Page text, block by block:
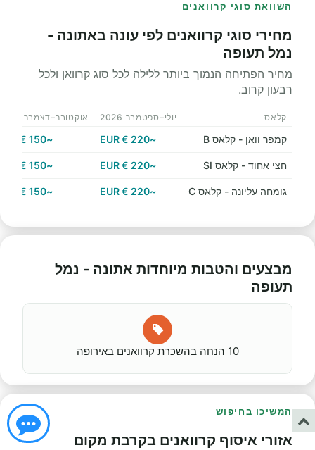
השוואת סוגי קרוואנים
מחירי סוגי קרוואנים לפי עונה באתונה -
נמל תעופה
מחיר הפתיחה הנמוך ביותר ללילה לכל סוג קרוואן ולכל
רבעון קרוב.
קלאס יולי–ספטמבר 2026 אוקטובר–דצמבר 2026
קמפר וואן - קלאס B ~220 € EUR
~150 € EUR
חצי אחוד - קלאס SI ~220 € EUR
~150 € EUR
גומחה עליונה - קלאס C ~220 € EUR
~150 € EUR
מבצעים והטבות מיוחדות אתונה - נמל
תעופה
10 הנחה בהשכרת קרוואנים באירופה
המשיכו בחיפוש
אזורי איסוף קרוואנים בקרבת מקום